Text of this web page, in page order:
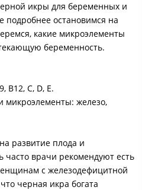
икры для беременных и
подробнее остановимся на
какие микроэлементы
беременность.
B12, C, D, E.
железо,
развитие плода и
часто врачи рекомендуют есть
с железодефицитной
черная икра богата